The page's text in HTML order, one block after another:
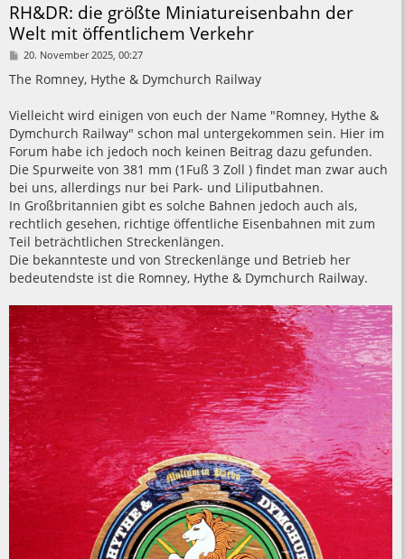
RH&DR: die größte Miniatureisenbahn der
Welt mit öffentlichem Verkehr
B
i
a
g
20. November 2025, 00:27
The Romney, Hythe & Dymchurch Railway
Vielleicht wird einigen von euch der Name "Romney, Hythe &
Dymchurch Railway" schon mal untergekommen sein. Hier im
Forum habe ich jedoch noch keinen Beitrag dazu gefunden.
Die Spurweite von 381 mm (1Fuß 3 Zoll ) findet man zwar auch
bei uns, allerdings nur bei Park- und Liliputbahnen.
In Großbritannien gibt es solche Bahnen jedoch auch als,
rechtlich gesehen, richtige öffentliche Eisenbahnen mit zum
Teil beträchtlichen Streckenlängen.
Die bekannteste und von Streckenlänge und Betrieb her
bedeutendste ist die Romney, Hythe & Dymchurch Railway.